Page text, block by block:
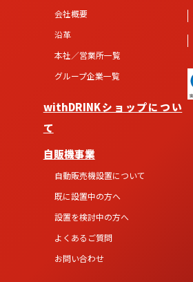
会社概要
沿革
本社／営業所一覧
グループ企業一覧
withDRINKショップについ
て
自販機事業
自動販売機設置について
既に設置中の方へ
設置を検討中の方へ
よくあるご質問
お問い合わせ